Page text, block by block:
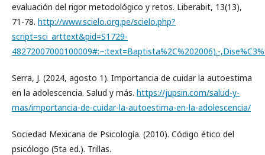
evaluación del rigor metodológico y retos. Liberabit, 13(13),
71-78. http://www.scielo.org.pe/scielo.php?
script=sci_arttext&pid=S1729-
48272007000100009#:~:text=Baptista%2C%202006).-
Serra, J. (2024, agosto 1). Importancia de cuidar la autoestima
en la adolescencia. Salud y más. https://jupsin.com/salud-y-
mas/importancia-de-cuidar-la-autoestima-en-la-adolescencia/
Sociedad Mexicana de Psicología. (2010). Código ético del
psicólogo (5ta ed.). Trillas.